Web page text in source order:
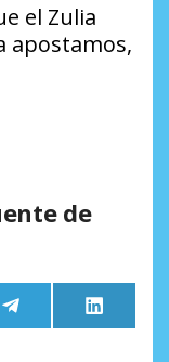
el Zulia
apostamos,
de
Compartir
en
Telegram
en
LinkedIn